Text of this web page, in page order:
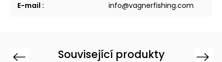
E-mail : info@vagnerfishing.com
Související produkty
Previous Next